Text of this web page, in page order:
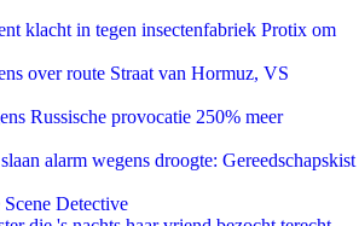
klacht in tegen insectenfabriek Protix om
over route Straat van Hormuz, VS
Russische provocatie 250% meer
alarm wegens droogte: Gereedschapskist
Detective